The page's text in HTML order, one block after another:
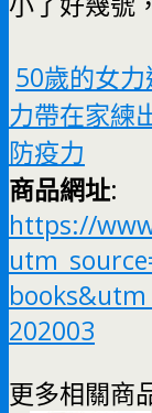
50歲的女
力帶在家練
防疫力
商品網址:
https://
202003
更多相關商